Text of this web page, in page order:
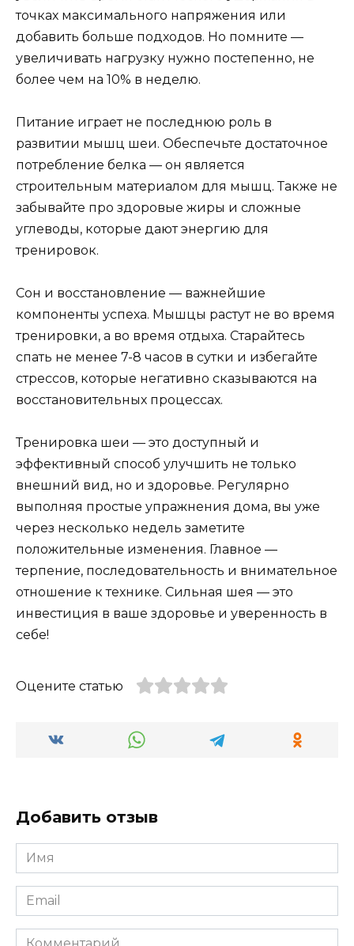
точках максимального напряжения или
добавить больше подходов. Но помните —
увеличивать нагрузку нужно постепенно, не
более чем на 10% в неделю.
Питание играет не последнюю роль в
развитии мышц шеи. Обеспечьте достаточное
потребление белка — он является
строительным материалом для мышц. Также не
забывайте про здоровые жиры и сложные
углеводы, которые дают энергию для
тренировок.
Сон и восстановление — важнейшие
компоненты успеха. Мышцы растут не во время
тренировки, а во время отдыха. Старайтесь
спать не менее 7-8 часов в сутки и избегайте
стрессов, которые негативно сказываются на
восстановительных процессах.
Тренировка шеи — это доступный и
эффективный способ улучшить не только
внешний вид, но и здоровье. Регулярно
выполняя простые упражнения дома, вы уже
через несколько недель заметите
положительные изменения. Главное —
терпение, последовательность и внимательное
отношение к технике. Сильная шея — это
инвестиция в ваше здоровье и уверенность в
себе!
Оцените статью
Добавить отзыв
Имя
*
Email
*
Комментарий